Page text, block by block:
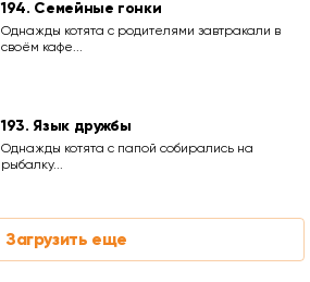
194. Семейные гонки
Однажды котята с родителями завтракали в
своём кафе...
193. Язык дружбы
Однажды котята с папой собирались на
рыбалку...
Загрузить еще